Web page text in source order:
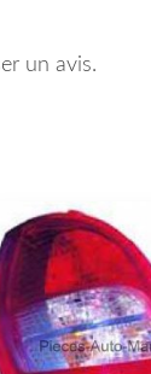
un avis.